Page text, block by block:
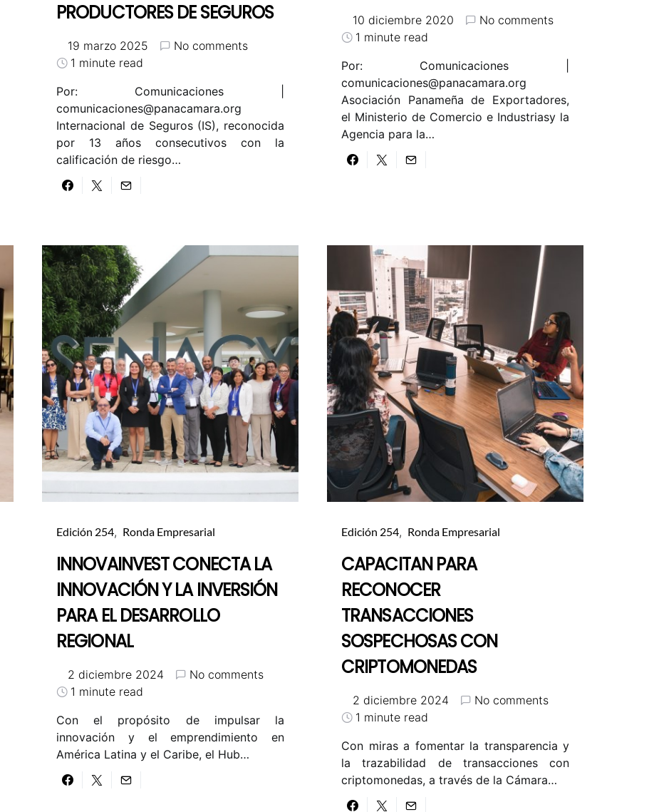
PRODUCTORES DE SEGUROS
19 marzo 2025
No comments
1 minute read
Por: Comunicaciones |
comunicaciones@panacamara.org
Internacional de Seguros (IS), reconocida
por 13 años consecutivos con la
calificación de riesgo…
10 diciembre 2020
No comments
1 minute read
Por: Comunicaciones |
comunicaciones@panacamara.org
Asociación Panameña de Exportadores,
el Ministerio de Comercio e Industriasy la
Agencia para la…
Edición 254 Ronda Empresarial
INNOVAINVEST CONECTA LA
INNOVACIÓN Y LA INVERSIÓN
PARA EL DESARROLLO
REGIONAL
2 diciembre 2024
No comments
1 minute read
Con el propósito de impulsar la
innovación y el emprendimiento en
América Latina y el Caribe, el Hub…
Edición 254 Ronda Empresarial
CAPACITAN PARA
RECONOCER
TRANSACCIONES
SOSPECHOSAS CON
CRIPTOMONEDAS
2 diciembre 2024
No comments
1 minute read
Con miras a fomentar la transparencia y
la trazabilidad de transacciones con
criptomonedas, a través de la Cámara…